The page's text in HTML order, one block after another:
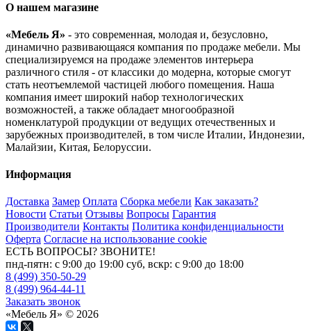
О нашем магазине
«Мебель Я» - это современная, молодая и, безусловно,
динамично развивающаяся компания по продаже мебели. Мы
специализируемся на продаже элементов интерьера
различного стиля - от классики до модерна, которые смогут
стать неотъемлемой частицей любого помещения. Наша
компания имеет широкий набор технологических
возможностей, а также обладает многообразной
номенклатурой продукции от ведущих отечественных и
зарубежных производителей, в том числе Италии, Индонезии,
Малайзии, Китая, Белоруссии.
Информация
Доставка Замер Оплата Сборка мебели Как заказать?
Новости Статьи Отзывы Вопросы Гарантия
Производители Контакты Политика конфиденциальности
Оферта Согласие на использование cookie
ЕСТЬ ВОПРОСЫ? ЗВОНИТЕ!
пнд-пятн: с 9:00 до 19:00 суб, вскр: с 9:00 до 18:00
8 (499) 350-50-29
8 (499) 964-44-11
Заказать звонок
«Мебель Я» © 2026